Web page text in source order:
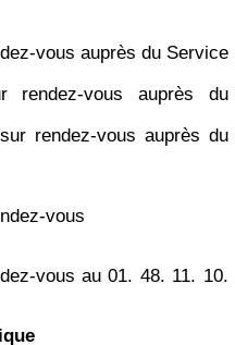
vous auprès du Service
rendez-vous auprès du
rendez-vous auprès du
vous
vous au 01. 48. 11. 10.